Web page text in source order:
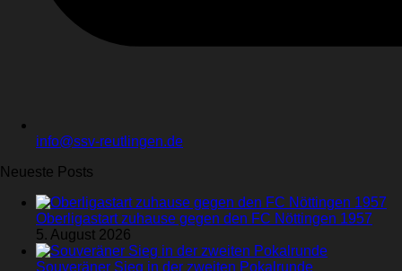
info@ssv-reutlingen.de
Neueste Posts
Oberligastart zuhause gegen den FC Nöttingen 1957
5. August 2026
Souveräner Sieg in der zweiten Pokalrunde